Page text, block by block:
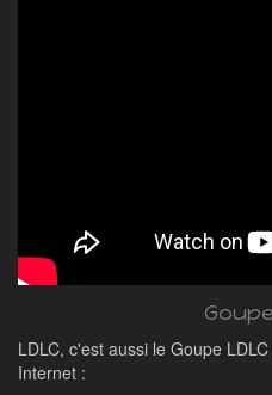
LDLC, c'est aussi le Goupe
Internet :